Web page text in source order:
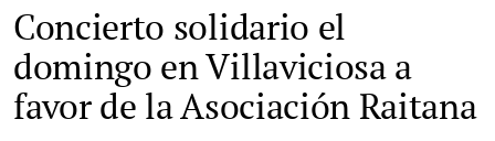
Concierto solidario el
domingo en Villaviciosa a
favor de la Asociación Raitana